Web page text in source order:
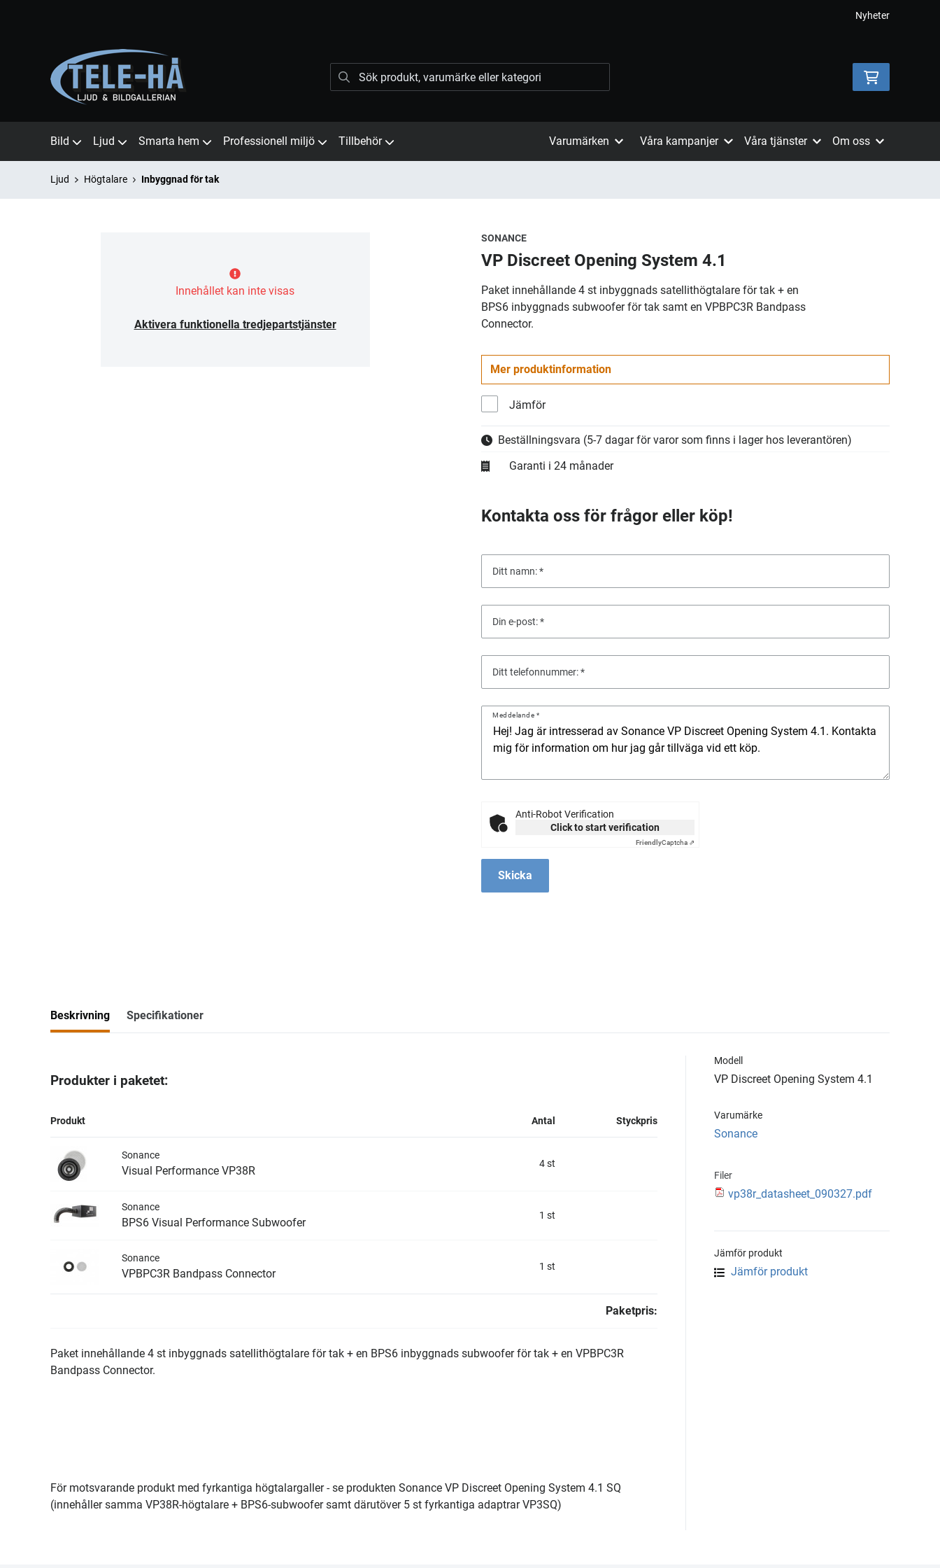
Nyheter
Bild Ljud Smarta hem Professionell miljö Tillbehör Varumärken Våra kampanjer Våra tjänster Om oss
Ljud Högtalare Inbyggnad för tak
Innehållet kan inte visas
Aktivera funktionella tredjepartstjänster
SONANCE
VP Discreet Opening System 4.1
​Paket innehållande 4 st inbyggnads satellithögtalare för tak + en
BPS6 inbyggnads subwoofer för tak samt en VPBPC3R Bandpass
Connector.
Mer produktinformation
Jämför
Beställningsvara (5-7 dagar för varor som finns i lager hos leverantören)
Garanti i 24 månader
Kontakta oss för frågor eller köp!
Ditt namn:
Din e-post:
Ditt telefonnummer:
Meddelande
Anti-Robot Verification
Click to start verification
FriendlyCaptcha ⇗
Skicka
Beskrivning Specifikationer
Produkter i paketet:
Produkt Antal Styckpris
Sonance
Visual Performance VP38R
4 st
Sonance
BPS6 Visual Performance Subwoofer
1 st
Sonance
VPBPC3R Bandpass Connector
1 st
Paketpris:
Paket innehållande 4 st inbyggnads satellithögtalare för tak + en BPS6 inbyggnads subwoofer för tak + en VPBPC3R
Bandpass Connector.
För motsvarande produkt med fyrkantiga högtalargaller - se produkten Sonance VP Discreet Opening System 4.1 SQ
(innehåller samma VP38R-högtalare + BPS6-subwoofer samt därutöver 5 st fyrkantiga adaptrar VP3SQ)
Modell
VP Discreet Opening System 4.1
Varumärke
Sonance
Filer
vp38r_datasheet_090327.pdf
Jämför produkt
Jämför produkt